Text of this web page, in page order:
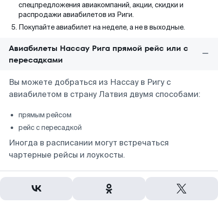
спецпредложения авиакомпаний, акции, скидки и
распродажи авиабилетов из Риги.
Покупайте авиабилет на неделе, а не в выходные.
Авиабилеты Нассау Рига прямой рейс или с
пересадками
Вы можете добраться из Нассау в Ригу с
авиабилетом в страну Латвия двумя способами:
прямым рейсом
рейс с пересадкой
Иногда в расписании могут встречаться
чартерные рейсы и лоукосты.